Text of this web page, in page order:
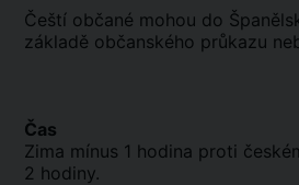
Čeští občané mohou do
základě občanského průkazu
Čas
Zima mínus 1 hodina proti
2 hodiny.